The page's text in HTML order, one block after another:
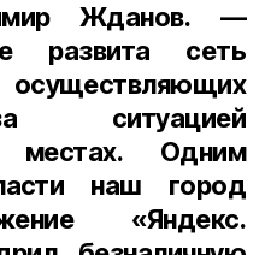
Жданов. —
развита сеть
ситуацией
местах. Одним
наш город
«Яндекс.